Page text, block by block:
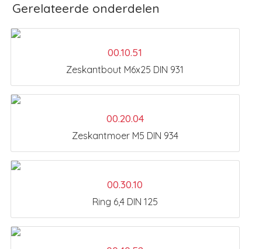
Gerelateerde onderdelen
00.10.51
Zeskantbout M6x25 DIN 931
00.20.04
Zeskantmoer M5 DIN 934
00.30.10
Ring 6,4 DIN 125